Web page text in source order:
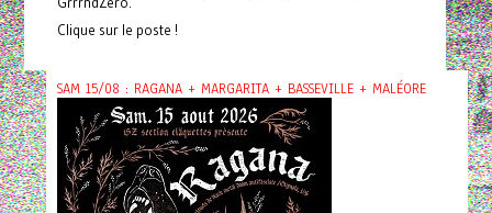
Clique sur le poste !
SAM 15/08 : RAGANA + MARGARITA + BASSEVILLE + MALÉORE